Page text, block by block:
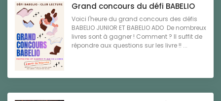
Grand concours du défi BABELIO
Voici l'heure du grand concours des défis
BABELIO JUNIOR ET BABELIO ADO De nombreux
livres sont à gagner ! Comment ? Il suffit de
répondre aux questions sur les livre !! ...